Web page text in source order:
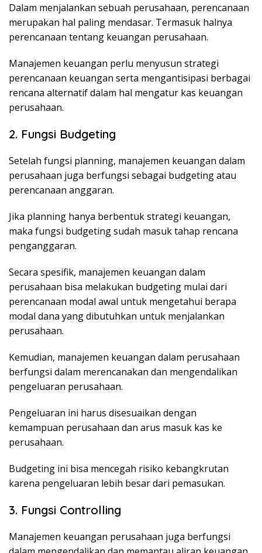
Dalam menjalankan sebuah perusahaan, perencanaan
merupakan hal paling mendasar. Termasuk halnya
perencanaan tentang keuangan perusahaan.
Manajemen keuangan perlu menyusun strategi
perencanaan keuangan serta mengantisipasi berbagai
rencana alternatif dalam hal mengatur kas keuangan
perusahaan.
2. Fungsi Budgeting
Setelah fungsi planning, manajemen keuangan dalam
perusahaan juga berfungsi sebagai budgeting atau
perencanaan anggaran.
Jika planning hanya berbentuk strategi keuangan,
maka fungsi budgeting sudah masuk tahap rencana
penganggaran.
Secara spesifik, manajemen keuangan dalam
perusahaan bisa melakukan budgeting mulai dari
perencanaan modal awal untuk mengetahui berapa
modal dana yang dibutuhkan untuk menjalankan
perusahaan.
Kemudian, manajemen keuangan dalam perusahaan
berfungsi dalam merencanakan dan mengendalikan
pengeluaran perusahaan.
Pengeluaran ini harus disesuaikan dengan
kemampuan perusahaan dan arus masuk kas ke
perusahaan.
Budgeting ini bisa mencegah risiko kebangkrutan
karena pengeluaran lebih besar dari pemasukan.
3. Fungsi Controlling
Manajemen keuangan perusahaan juga berfungsi